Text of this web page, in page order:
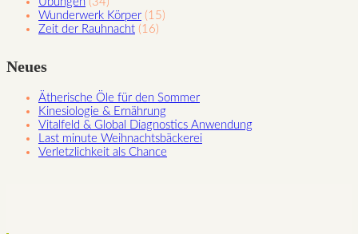
Wunderwerk Körper (15)
Zeit der Rauhnacht (16)
Neues
Ätherische Öle für den Sommer
Kinesiologie & Ernährung
Vitalfeld & Global Diagnostics Anwendung
Last minute Weihnachtsbäckerei
Verletzlichkeit als Chance